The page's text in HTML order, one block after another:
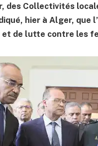
des Collectivités
hier à Alger, que
de lutte contre les